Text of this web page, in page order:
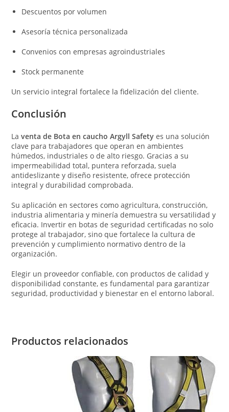
Descuentos por volumen
Asesoría técnica personalizada
Convenios con empresas agroindustriales
Stock permanente
Un servicio integral fortalece la fidelización del cliente.
Conclusión
Laventa de Bota en caucho Argyll Safety es una solución
clave para trabajadores que operan en ambientes
húmedos, industriales o de alto riesgo. Gracias a su
impermeabilidad total, puntera reforzada, suela
antideslizante y diseño resistente, ofrece protección
integral y durabilidad comprobada.
Su aplicación en sectores como agricultura, construcción,
industria alimentaria y minería demuestra su versatilidad y
eficacia. Invertir en botas de seguridad certificadas no solo
protege al trabajador, sino que fortalece la cultura de
prevención y cumplimiento normativo dentro de la
organización.
Elegir un proveedor confiable, con productos de calidad y
disponibilidad constante, es fundamental para garantizar
seguridad, productividad y bienestar en el entorno laboral.
Productos relacionados